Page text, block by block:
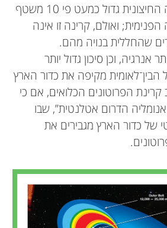
האלקטרונים בחגורה החיצונית גדול כמעט פי 10 משטף
ואולם, קרינה זו אינה
שהחללית בנויה מהם.
אנרגיה, וכן סיכון גדול יותר
מקיפה את כדור הארץ
קרינת הפרוטונים הכלואים, אם כי
הדרום אטלנטית”, שבו
של כדור הארץ מגבירים את